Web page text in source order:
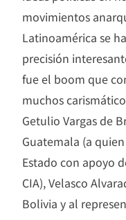
movimientos
Latinoamérica se
precisión
fue el boom que
muchos
Getulio Vargas de
Guatemala (a
Estado con apoyo
CIA), Velasco
Bolivia y al